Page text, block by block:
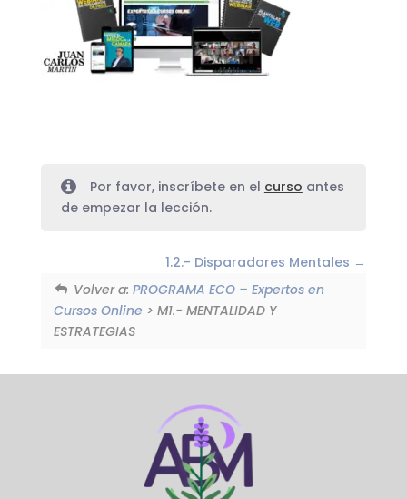
Por favor, inscríbete en el curso antes
de empezar la lección.
1.2.- Disparadores Mentales
Volver a:PROGRAMA ECO – Expertos en
Cursos Online > M1.- MENTALIDAD Y
ESTRATEGIAS